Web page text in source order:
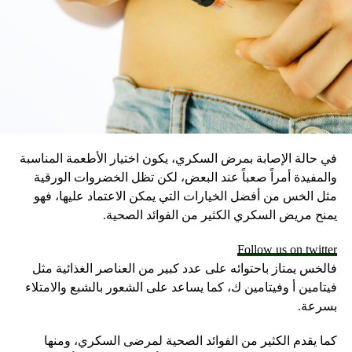
في حالة الإصابة بمرض السكري، يكون اختيار الأطعمة المناسبة
والمفيدة أمراً صعباً عند البعض، لكن تظل الخضروات الورقية
مثل الخس من أفضل الخيارات التي يمكن الاعتماد عليها، فهو
يمنح مريض السكري الكثير من الفوائد الصحية.
Follow us on twitter
فالخس يمتاز باحتوائه على عدد كبير من العناصر الغذائية مثل
فيتامين أ وفيتامين ك، كما يساعد على الشعور بالشبع والامتلاء
بسرعة.
كما يقدم الكثير من الفوائد الصحية لمرضى السكري، ومنها